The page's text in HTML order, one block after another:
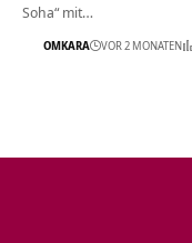
Soha“ mit…
OMKARA VOR 2 MONATEN